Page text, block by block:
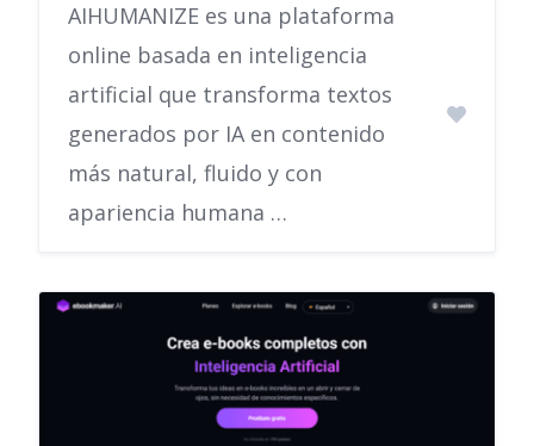
AIHUMANIZE es una plataforma
online basada en inteligencia
artificial que transforma textos
generados por IA en contenido
más natural, fluido y con
apariencia humana …